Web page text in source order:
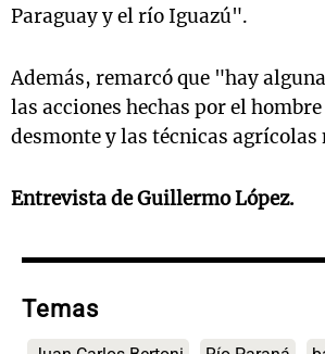
Paraguay y el río Iguazú".
Además, remarcó que "hay
las acciones hechas por el
desmonte y las técnicas
Entrevista de Guillermo López.
Temas